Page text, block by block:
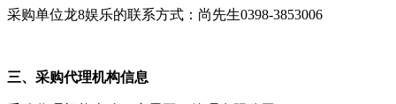
采购单位龙8娱乐的联系方式：尚先生0398-3853006
三、采购代理机构信息